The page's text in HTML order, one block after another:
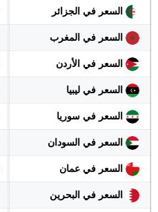
السعر في الجزائر
السعر في المغرب
السعر في الأردن
السعر في ليبيا
السعر في سوريا
السعر في السودان
السعر في عمان
السعر في البحرين